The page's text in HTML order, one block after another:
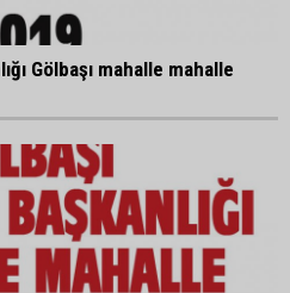
Gölbaşı mahalle mahalle